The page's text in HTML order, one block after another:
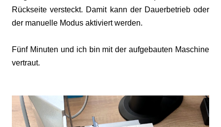
Rückseite versteckt. Damit kann der Dauerbetrieb oder
der manuelle Modus aktiviert werden.
Fünf Minuten und ich bin mit der aufgebauten Maschine
vertraut.